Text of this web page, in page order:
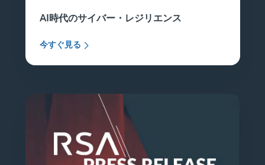
AI時代のサイバー・レジリエンス
今すぐ見る